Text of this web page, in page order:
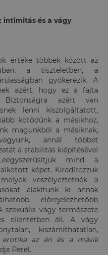
intimitás és a vágy
értéke többek között az
a tiszteletben, a
gyökerezik. A
azért, hogy ez a fajta
azért van
lenni kiszolgáltatott,
kötődünk a másikhoz,
magunkból a másiknak,
annál többet
a stabilitás kiépítésével
mind a
képet. Kiradírozzuk
veszélyeztetnék a
alakítunk ki annak
előrejelezhetőbb
vágy természete
ellentétben áll. A vágy
kiszámíthatatlan,
erotika az én és a másik
Perel.